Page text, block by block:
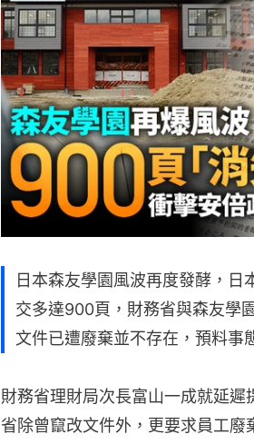
日本森友學園風波再度發酵，
交多達900頁，財務省與森友學
文件已遭廢棄並不存在，預料事
財務省理財局次長富山一成就延
省除曾竄改文件外，更要求員工